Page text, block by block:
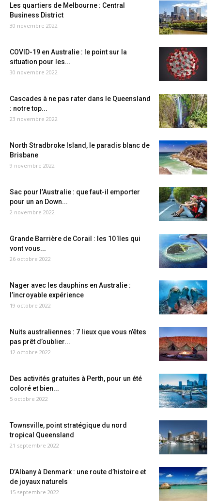
Les quartiers de Melbourne : Central
Business District
30 novembre 2022
COVID-19 en Australie : le point sur la
situation pour les...
30 novembre 2022
Cascades à ne pas rater dans le Queensland
: notre top...
23 novembre 2022
North Stradbroke Island, le paradis blanc de
Brisbane
9 novembre 2022
Sac pour l’Australie : que faut-il emporter
pour un an Down...
2 novembre 2022
Grande Barrière de Corail : les 10 îles qui
vont vous...
26 octobre 2022
Nager avec les dauphins en Australie :
l’incroyable expérience
19 octobre 2022
Nuits australiennes : 7 lieux que vous n’êtes
pas prêt d’oublier...
12 octobre 2022
Des activités gratuites à Perth, pour un été
coloré et bien...
5 octobre 2022
Townsville, point stratégique du nord
tropical Queensland
21 septembre 2022
D’Albany à Denmark : une route d’histoire et
de joyaux naturels
15 septembre 2022